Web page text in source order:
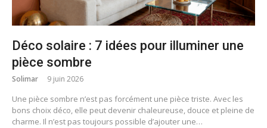
Déco solaire : 7 idées pour illuminer une
pièce sombre
Solimar 9 juin 2026
Une pièce sombre n’est pas forcément une pièce triste. Avec les
bons choix déco, elle peut devenir chaleureuse, douce et pleine de
charme. Il n’est pas toujours possible d’ajouter une…